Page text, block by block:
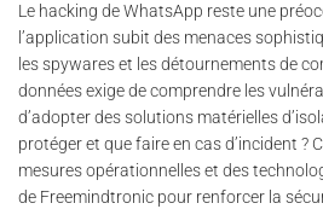
Le hacking de WhatsApp reste une
l’application subit des menaces
les spywares et les détournements de
données exige de comprendre les
d’adopter des solutions matérielles
protéger et que faire en cas d’incident ?
mesures opérationnelles et des
de Freemindtronic pour renforcer la